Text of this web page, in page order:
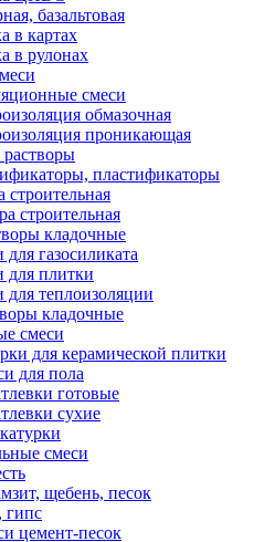
базальтовая
в картах
в рулонах
смеси
обмазочная
проникающая
пластификаторы
строительная
строительная
кладочные
для газосиликата
для плитки
для теплоизоляции
кладочные
смеси
для керамической плитки
для пола
готовые
сухие
смеси
щебень, песок
гипс
цемент-песок